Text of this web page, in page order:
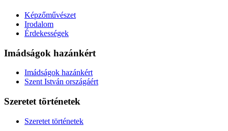
Képzőművészet
Irodalom
Érdekességek
Imádságok hazánkért
Imádságok hazánkért
Szent István országáért
Szeretet történetek
Szeretet történetek